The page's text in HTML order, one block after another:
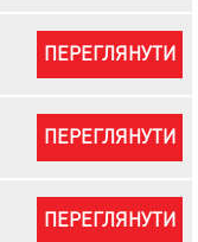
ПЕРЕГЛЯНУТИ
ПЕРЕГЛЯНУТИ
ПЕРЕГЛЯНУТИ